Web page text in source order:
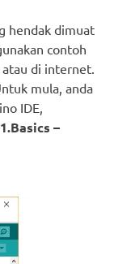
hendak dimuat
contoh
atau di internet.
mula, anda
IDE,
–